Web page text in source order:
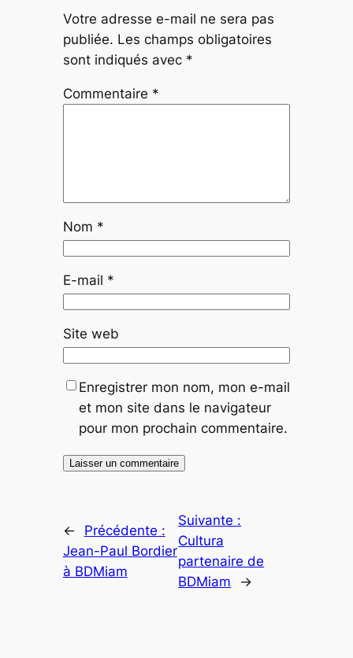
Votre adresse e-mail ne sera pas
publiée. Les champs obligatoires
sont indiqués avec *
Commentaire *
Nom *
E-mail *
Site web
Enregistrer mon nom, mon e-mail
et mon site dans le navigateur
pour mon prochain commentaire.
←
Précédente :
Jean-Paul Bordier
à BDMiam
Suivante :
Cultura
partenaire de
BDMiam
→